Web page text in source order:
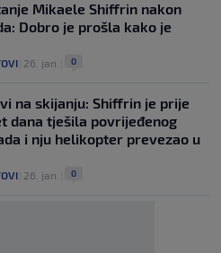
Mikaele Shiffrin nakon
Dobro je prošla kako je
26. jan. 0
na skijanju: Shiffrin je prije
dana tješila povrijeđenog
i nju helikopter prevezao u
26. jan. 0